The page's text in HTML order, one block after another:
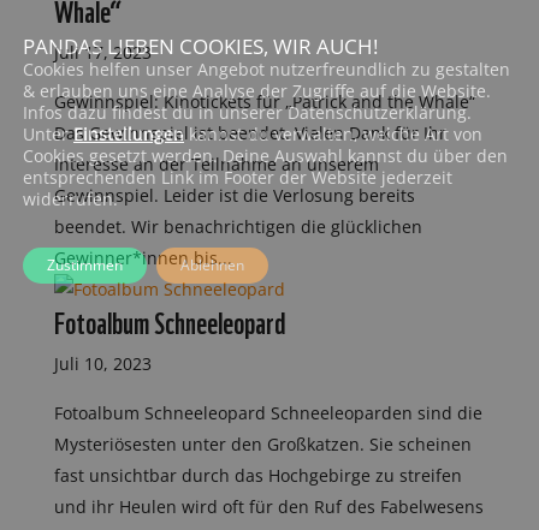
Juli 17, 2023
Gewinnspiel: Kinotickets für „Patrick and the Whale“
Das Gewinnspiel ist beendet. Vielen Dank für Ihr
Interesse an der Teilnahme an unserem
Gewinnspiel. Leider ist die Verlosung bereits
beendet. Wir benachrichtigen die glücklichen
Gewinner*innen bis...
Fotoalbum Schneeleopard
Juli 10, 2023
Fotoalbum Schneeleopard Schneeleoparden sind die
Mysteriösesten unter den Großkatzen. Sie scheinen
fast unsichtbar durch das Hochgebirge zu streifen
und ihr Heulen wird oft für den Ruf des Fabelwesens
PANDAS LIEBEN COOKIES, WIR AUCH!
Cookies helfen unser Angebot nutzerfreundlich zu gestalten
& erlauben uns eine Analyse der Zugriffe auf die Website.
Infos dazu findest du in unserer Datenschutzerklärung.
UnterEinstellungen kannst du verwalten, welche Art von
Cookies gesetzt werden. Deine Auswahl kannst du über den
entsprechenden Link im Footer der Website jederzeit
widerrufen.
Zustimmen Ablehnen